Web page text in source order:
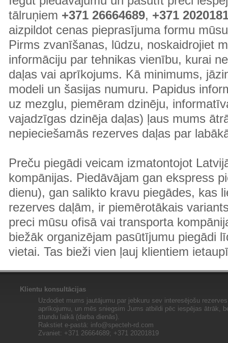
tālruņiem +371 26664689, +371
aizpildot cenas pieprasījuma formu
Pirms zvanīšanas, lūdzu, noskaidrojiet
informāciju par tehnikas vienību, kurai
daļas vai aprīkojums. Kā minimums,
modeli un šasijas numuru. Papidus
uz mezglu, piemēram dzinēju,
vajadzīgas dzinēja daļas) ļaus mums
nepieciešamās rezerves daļas par
Preču piegādi veicam izmatontojot
kompānijas. Piedāvājam gan ekspress
dienu), gan salikto kravu piegādes, kas
rezerves daļām, ir piemērotākais
preci mūsu ofisā vai transporta
biežāk organizējam pasūtījumu piegādi
vietai. Tas bieži vien ļauj klientiem
Klientu konsultācijas
Uzdodiet mums jautājumu par jebkuru sev interesējošu
aprīkojumu, un mēs sniegsim Jums atbildi pēc iespējas ātrāk,
stundu laikā (darba dienās).
Rakstiet e-pastā: info@specteh-rd.com
Zvaniet: +371 26664689; +371 20201819